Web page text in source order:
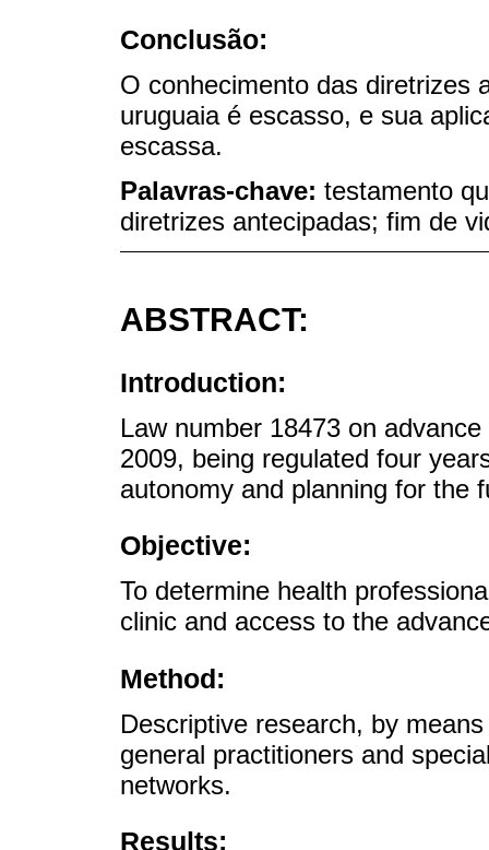
Conclusão:
O conhecimento das diretrizes
uruguaia é escasso, e sua
escassa.
Palavras-chave: testamento
diretrizes antecipadas; fim de
ABSTRACT:
Introduction:
Law number 18473 on
2009, being regulated four
autonomy and planning for the
Objective:
To determine health
clinic and access to the
Method:
Descriptive research, by
general practitioners and
networks.
Results: